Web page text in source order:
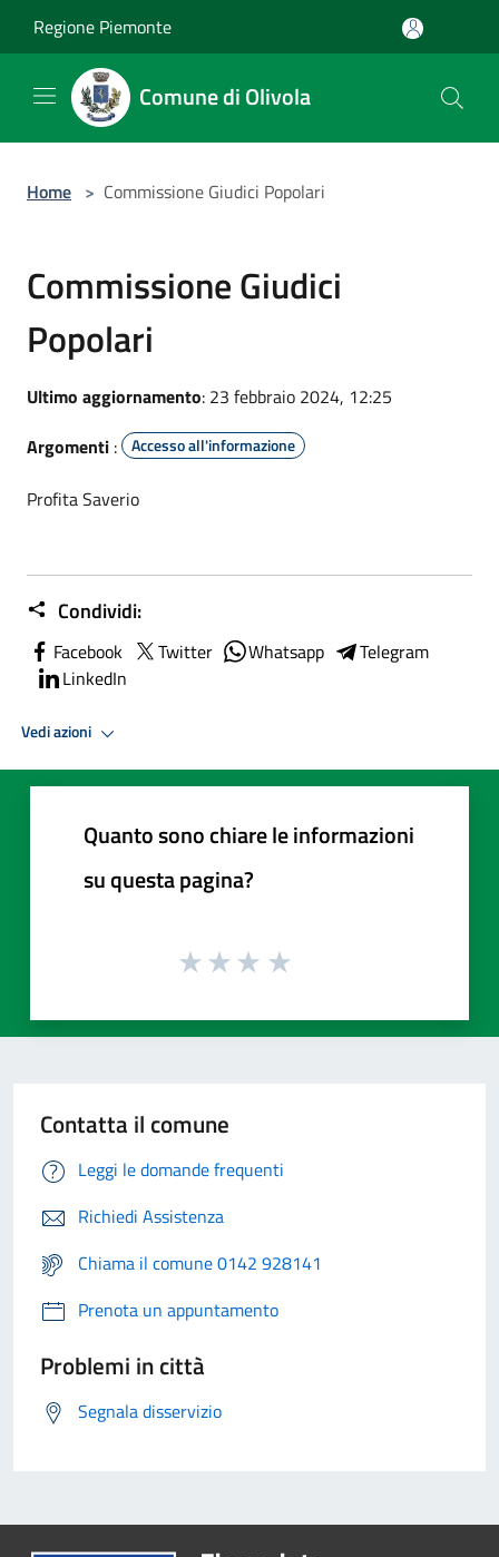
Regione Piemonte
Comune di Olivola
Home > Commissione Giudici Popolari
Commissione Giudici
Popolari
Ultimo aggiornamento: 23 febbraio 2024, 12:25
Argomenti : Accesso all'informazione
Profita Saverio
Condividi:
Facebook Twitter Whatsapp
Telegram
LinkedIn
Vedi azioni
Quanto sono chiare le informazioni
su questa pagina?
Contatta il comune
Leggi le domande frequenti
Richiedi Assistenza
Chiama il comune 0142 928141
Prenota un appuntamento
Problemi in città
Segnala disservizio